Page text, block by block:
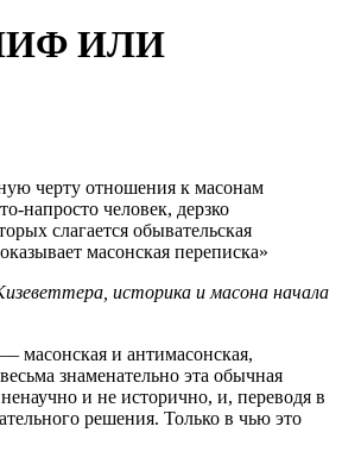
ИЛИ
черту отношения к масонам
напросто человек, дерзко
слагается обывательская
масонская переписка»
историка и масона начала
масонская и антимасонская,
знаменательно эта обычная
и не исторично, и, переводя в
решения. Только в чью это